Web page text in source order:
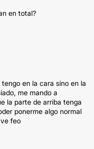
en total?
en la cara sino en la
me mando a
la parte de arriba tenga
ponerme algo normal
feo